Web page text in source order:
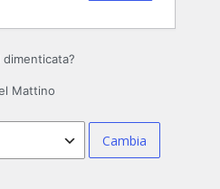
dimenticata?
Mattino